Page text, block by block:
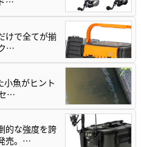
けで全てが揃
…
小魚がヒント
…
的な強度を誇
売。…